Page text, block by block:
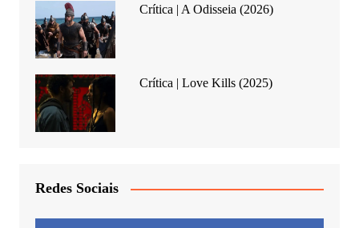
Crítica | A Odisseia (2026)
Crítica | Love Kills (2025)
Redes Sociais